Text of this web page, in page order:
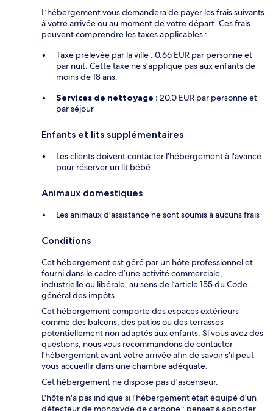
L’hébergement vous demandera de payer les frais suivants
à votre arrivée ou au moment de votre départ. Ces frais
peuvent comprendre les taxes applicables :
Taxe prélevée par la ville : 0.66 EUR par personne et
par nuit. Cette taxe ne s'applique pas aux enfants de
moins de 18 ans.
Services de nettoyage : 20.0 EUR par personne et
par séjour
Enfants et lits supplémentaires
Les clients doivent contacter l'hébergement à l'avance
pour réserver un lit bébé
Animaux domestiques
Les animaux d'assistance ne sont soumis à aucuns frais
Conditions
Cet hébergement est géré par un hôte professionnel et
fourni dans le cadre d’une activité commerciale,
industrielle ou libérale, au sens de l’article 155 du Code
général des impôts
Cet hébergement comporte des espaces extérieurs
comme des balcons, des patios ou des terrasses
potentiellement non adaptés aux enfants. Si vous avez des
questions, nous vous recommandons de contacter
l'hébergement avant votre arrivée afin de savoir s'il peut
vous accueillir dans une chambre adéquate.
Cet hébergement ne dispose pas d'ascenseur.
L'hôte n'a pas indiqué si l'hébergement était équipé d'un
détecteur de monoxyde de carbone ; pensez à apporter